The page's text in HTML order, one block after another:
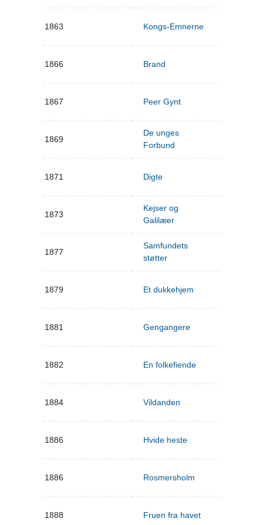
1863 Kongs-Emnerne
1866 Brand
1867 Peer Gynt
1869
De unges
Forbund
1871 Digte
1873
Kejser og
Galilæer
1877
Samfundets
støtter
1879 Et dukkehjem
1881 Gengangere
1882 En folkefiende
1884 Vildanden
1886 Hvide heste
1886 Rosmersholm
1888 Fruen fra havet